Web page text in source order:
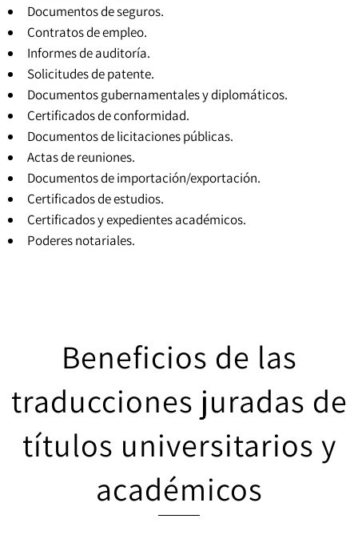
Documentos de seguros.
Contratos de empleo.
Informes de auditoría.
Solicitudes de patente.
Documentos gubernamentales y diplomáticos.
Certificados de conformidad.
Documentos de licitaciones públicas.
Actas de reuniones.
Documentos de importación/exportación.
Certificados de estudios.
Certificados y expedientes académicos.
Poderes notariales.
Beneficios de las
traducciones juradas de
títulos universitarios y
académicos